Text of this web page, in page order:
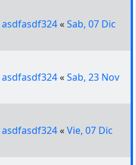
asdfasdf324«Sab, 07 Dic
asdfasdf324«Sab, 23 Nov
asdfasdf324«Vie, 07 Dic